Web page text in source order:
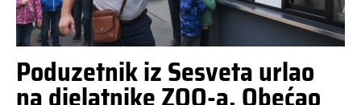
Poduzetnik iz Sesveta urlao